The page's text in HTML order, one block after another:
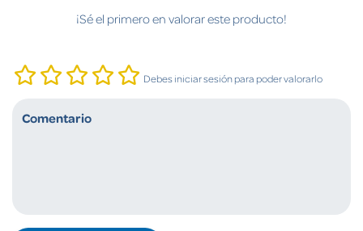
¡Sé el primero en valorar este producto!
Debes iniciar sesión para poder valorarlo